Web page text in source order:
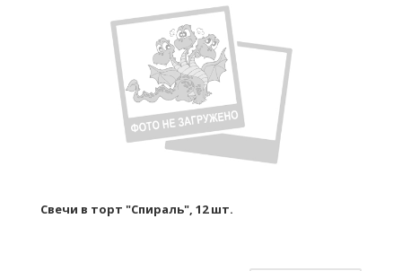
Свечи в торт "Спираль", 12 шт.